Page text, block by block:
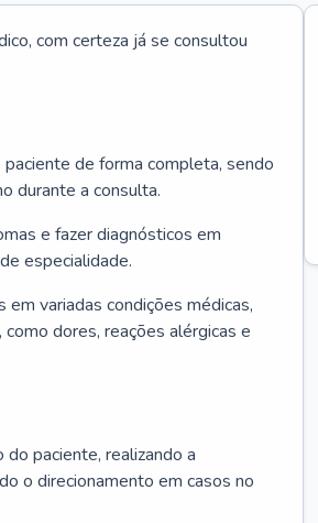
com certeza já se consultou
de forma completa, sendo
durante a consulta.
e fazer diagnósticos em
especialidade.
variadas condições médicas,
dores, reações alérgicas e
paciente, realizando a
o direcionamento em casos no